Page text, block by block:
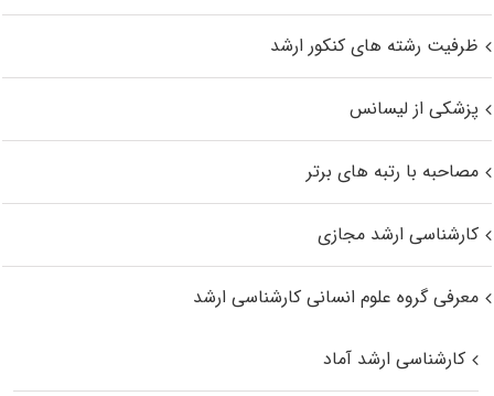
ظرفیت رشته های کنکور ارشد
پزشکی از لیسانس
مصاحبه با رتبه های برتر
کارشناسی ارشد مجازی
معرفی گروه علوم انسانی کارشناسی ارشد
کارشناسی ارشد آماد